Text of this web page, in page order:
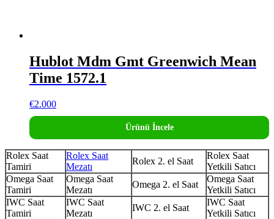
Hublot Mdm Gmt Greenwich Mean
Time 1572.1
€2.000
Ürünü İncele
Rolex Saat
Tamiri
Rolex Saat
Mezatı
Rolex 2. el Saat
Rolex Saat
Yetkili Satıcı
Omega Saat
Tamiri
Omega Saat
Mezatı
Omega 2. el Saat
Omega Saat
Yetkili Satıcı
IWC Saat
Tamiri
IWC Saat
Mezatı
IWC 2. el Saat
IWC Saat
Yetkili Satıcı